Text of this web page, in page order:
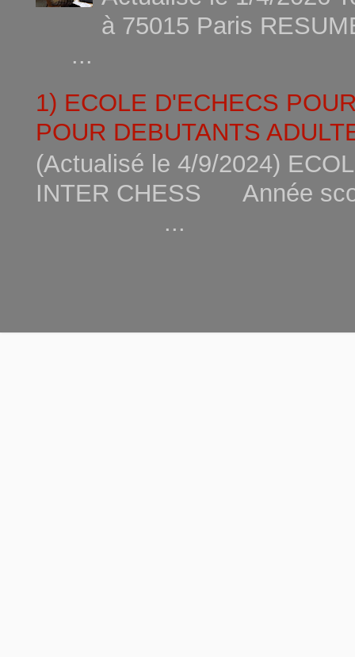
à 75015
...
1) ECOLE D'ECHECS
POUR DEBUTANTS
(Actualisé le 4/9/2024)
INTER CHESS Année
...